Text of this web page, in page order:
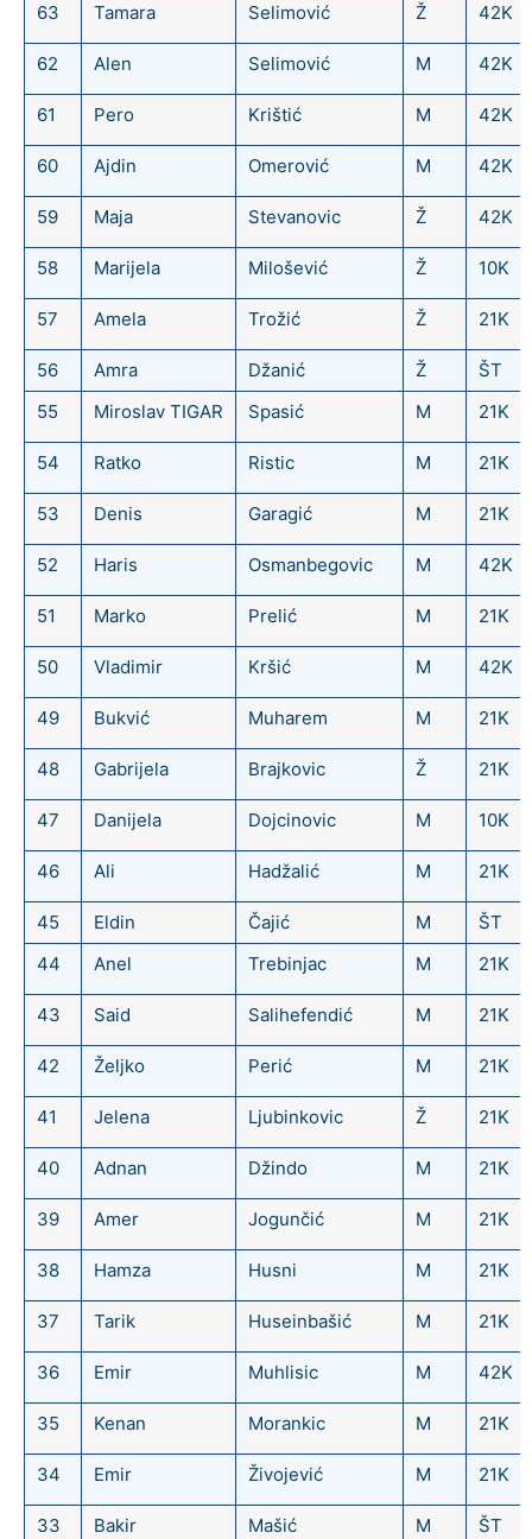
63 Tamara Selimović Ž 42K
62 Alen Selimović M 42K
61 Pero Krištić M 42K
60 Ajdin Omerović M 42K
59 Maja Stevanovic Ž 42K
58 Marijela Milošević Ž 10K
57 Amela Trožić Ž 21K
56 Amra Džanić Ž
ŠT
55
Miroslav TIGAR Spasić M 21K
54 Ratko Ristic M 21K
53 Denis Garagić M 21K
52 Haris Osmanbegovic M 42K
51 Marko Prelić M 21K
50 Vladimir Kršić M 42K
49 Bukvić Muharem M 21K
48 Gabrijela Brajkovic Ž 21K
47 Danijela Dojcinovic M 10K
46 Ali Hadžalić M 21K
45 Eldin Čajić M
ŠT
44
Anel Trebinjac M 21K
43 Said Salihefendić M 21K
42 Željko Perić M 21K
41 Jelena Ljubinkovic Ž 21K
40 Adnan Džindo M 21K
39 Amer Jogunčić M 21K
38 Hamza Husni M 21K
37 Tarik Huseinbašić M 21K
36 Emir Muhlisic M 42K
35 Kenan Morankic M 21K
34 Emir Živojević M 21K
33 Bakir Mašić M
ŠT